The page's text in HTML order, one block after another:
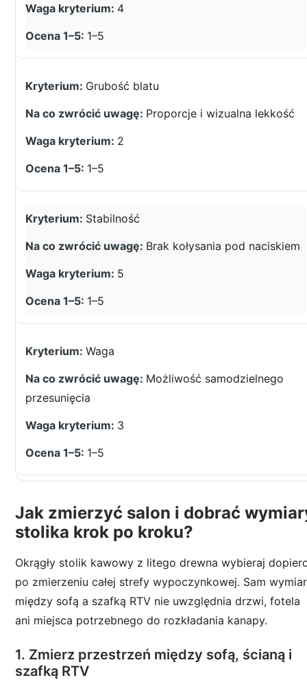
4
1–5
Grubość blatu
Proporcje i wizualna lekkość
2
1–5
Stabilność
Brak kołysania pod naciskiem
5
1–5
Waga
Możliwość samodzielnego
przesunięcia
3
1–5
Jak zmierzyć salon i dobrać
stolika krok po kroku?
Okrągły stolik kawowy z litego drewna wybieraj
po zmierzeniu całej strefy wypoczynkowej. Sam wymiar
między sofą a szafką RTV nie uwzględnia drzwi, fotela
ani miejsca potrzebnego do rozkładania kanapy.
1. Zmierz przestrzeń między sofą, ścianą i
szafką RTV